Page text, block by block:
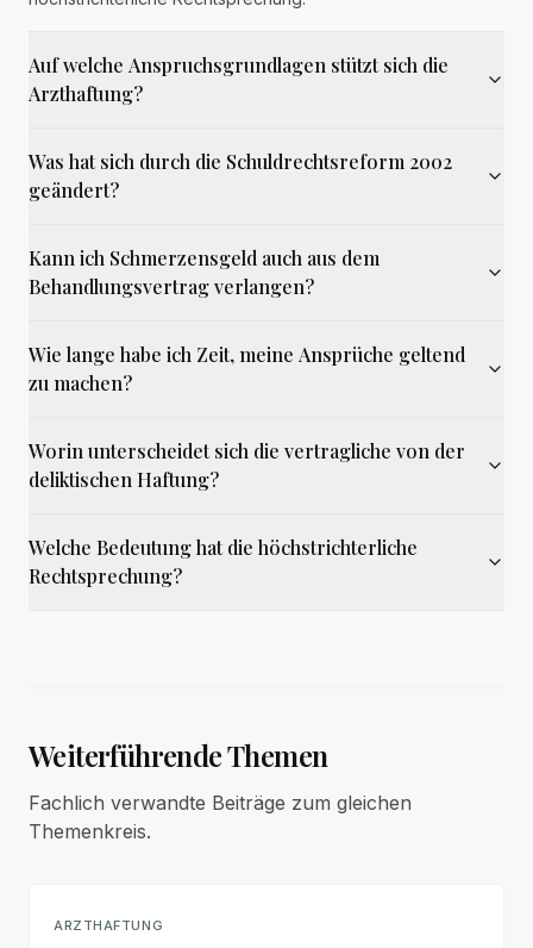
Auf welche Anspruchsgrundlagen stützt sich die
Arzthaftung?
Was hat sich durch die Schuldrechtsreform 2002
geändert?
Kann ich Schmerzensgeld auch aus dem
Behandlungsvertrag verlangen?
Wie lange habe ich Zeit, meine Ansprüche geltend
zu machen?
Worin unterscheidet sich die vertragliche von der
deliktischen Haftung?
Welche Bedeutung hat die höchstrichterliche
Rechtsprechung?
Weiterführende Themen
Fachlich verwandte Beiträge zum gleichen
Themenkreis.
ARZTHAFTUNG